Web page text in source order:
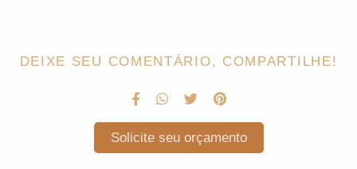
DEIXE SEU COMENTÁRIO, COMPARTILHE!
Solicite seu orçamento